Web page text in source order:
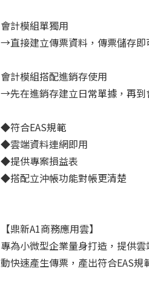
會計模組單獨用
→直接建立傳票資料，傳票儲存
會計模組搭配進銷存使用
→先在進銷存建立日常單據，再
◆符合EAS規範
◆雲端資料連網即用
◆提供專案損益表
◆搭配立沖帳功能對帳更清楚
【鼎新A1商務應用雲】
專為小微型企業量身打造，提供
動快速產生傳票，產出符合EAS